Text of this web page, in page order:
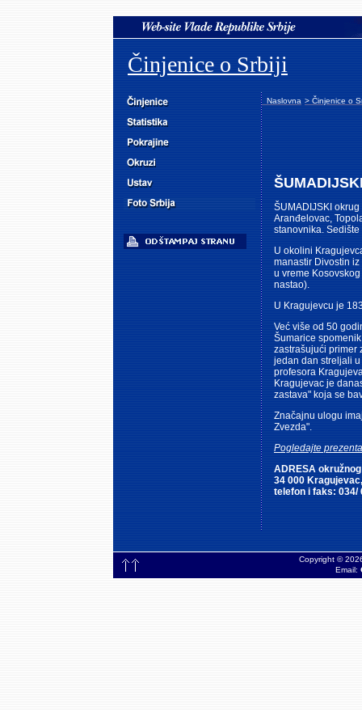
Činjenice o Srbiji
Naslovna > Činjenice o
ŠUMADIJSKI
Aranđelovac,
stanovnika.
U okolini
manastir Divostin
u vreme
nastao).
U Kragujevcu je
Već više od 50
Šumarice
zastrašujući primer
jedan dan streljali
profesora
Kragujevac je
zastava" koja se
Značajnu ulogu
Zvezda".
Pogledajte
ADRESA
34 000
telefon i faks: 034/
Copyright ©
Email: